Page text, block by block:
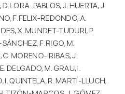
LORA-PABLOS, J. HUERTA, J.
F. FELIX-REDONDO, A.
X. MUNDET-TUDURI, P.
F. RIGO, M.
MORENO-IRIBAS, J.
DELGADO, M. GRAU, I.
I. QUINTELA, R. MARTÍ-LLUCH,